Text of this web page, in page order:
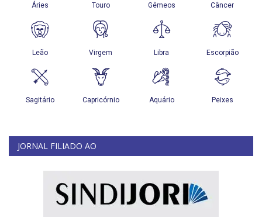
JORNAL FILIADO AO